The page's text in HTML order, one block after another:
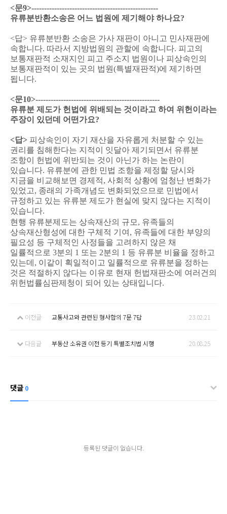
<문9>--------------------------------------------------
유류분반환소송은 어느 법원에 제기해야 하나요?
<답> 유류분반환 소송은 가사 재판이 아니고 민사재판에
속합니다. 따라서 지방법원의 관할에 속합니다. 피고의
보통재판적 소재지인 피고 주소지 법원이나 피상속인의
보통재판적이 있는 곳의 법원(특별재판적)에 제기하면
됩니다.
<문10>-------------------------------------------------
유류분 제도가 헌법에 위배되는 것이라고 하여 위헌이라는
주장이 있던데 어떤가요?
<답> 피상속인이 자기 재산을 자유롭게 처분할 수 있는
권리를 침해한다는 지적이 잇달아 제기되면서 유류분
조항이 헌법에 위반되는 것이 아닌가 하는 논란이
있습니다. 유류분에 관한 민법 조항을 제정할 당시와
지금을 비교해보면 경제적, 사회적 상황에 엄청난 변화가
있었고, 종래의 가족개념도 변화되었으므로 민법에서
규정하고 있는 유류분 제도가 현실에 맞지 않다는 지적이
있습니다.
현행 유류분제도는 상속재산의 규모 , 유족들의
상속재산형성에 대한 구체적 기여 , 유족들에 대한 부양의
필요성 등 구체적인 사정들을 고려하지 않은 채
일률적으로 3분의 1 또는 2분의 1 등 유류분 비율을 정하고
있는데 , 이같이 획일적이고 일률적으로 유류분을 정하는
것은 적절하지 않다는 이유로 현재 헌법재판소에 여러건의
위헌법률심판제청이 되어 있는 상태입니다.
이전글 교통사고와 관련된 형사합의 7문 7답 23.02.21
다음글 부동산 소유권 이전 등기 특별조치법 시행 20.08.25
댓글 0
등록된 댓글이 없습니다.